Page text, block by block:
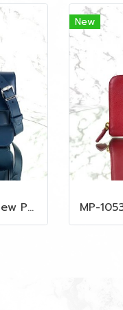
MP-10537 Used like new Proenza PS11 Mini
New